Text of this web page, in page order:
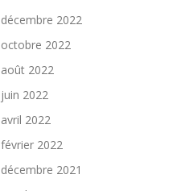
décembre 2022
octobre 2022
août 2022
juin 2022
avril 2022
février 2022
décembre 2021